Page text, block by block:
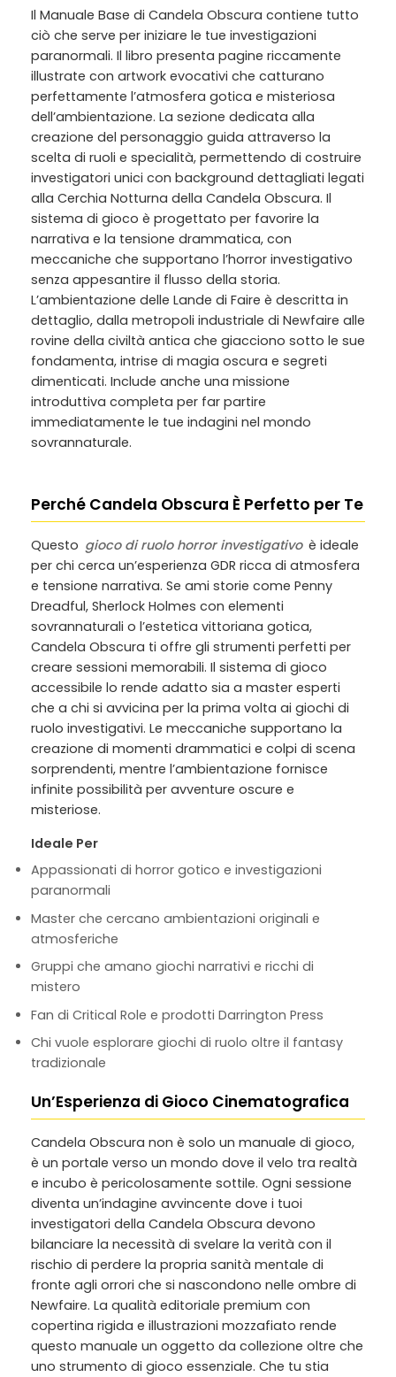
Il Manuale Base di Candela Obscura contiene tutto
ciò che serve per iniziare le tue investigazioni
paranormali. Il libro presenta pagine riccamente
illustrate con artwork evocativi che catturano
perfettamente l’atmosfera gotica e misteriosa
dell’ambientazione. La sezione dedicata alla
creazione del personaggio guida attraverso la
scelta di ruoli e specialità, permettendo di costruire
investigatori unici con background dettagliati legati
alla Cerchia Notturna della Candela Obscura. Il
sistema di gioco è progettato per favorire la
narrativa e la tensione drammatica, con
meccaniche che supportano l’horror investigativo
senza appesantire il flusso della storia.
L’ambientazione delle Lande di Faire è descritta in
dettaglio, dalla metropoli industriale di Newfaire alle
rovine della civiltà antica che giacciono sotto le sue
fondamenta, intrise di magia oscura e segreti
dimenticati. Include anche una missione
introduttiva completa per far partire
immediatamente le tue indagini nel mondo
sovrannaturale.
Perché Candela Obscura È Perfetto per Te
Questo gioco di ruolo horror investigativo è ideale
per chi cerca un’esperienza GDR ricca di atmosfera
e tensione narrativa. Se ami storie come Penny
Dreadful, Sherlock Holmes con elementi
sovrannaturali o l’estetica vittoriana gotica,
Candela Obscura ti offre gli strumenti perfetti per
creare sessioni memorabili. Il sistema di gioco
accessibile lo rende adatto sia a master esperti
che a chi si avvicina per la prima volta ai giochi di
ruolo investigativi. Le meccaniche supportano la
creazione di momenti drammatici e colpi di scena
sorprendenti, mentre l’ambientazione fornisce
infinite possibilità per avventure oscure e
misteriose.
Ideale Per
Appassionati di horror gotico e investigazioni
paranormali
Master che cercano ambientazioni originali e
atmosferiche
Gruppi che amano giochi narrativi e ricchi di
mistero
Fan di Critical Role e prodotti Darrington Press
Chi vuole esplorare giochi di ruolo oltre il fantasy
tradizionale
Un’Esperienza di Gioco Cinematografica
Candela Obscura non è solo un manuale di gioco,
è un portale verso un mondo dove il velo tra realtà
e incubo è pericolosamente sottile. Ogni sessione
diventa un’indagine avvincente dove i tuoi
investigatori della Candela Obscura devono
bilanciare la necessità di svelare la verità con il
rischio di perdere la propria sanità mentale di
fronte agli orrori che si nascondono nelle ombre di
Newfaire. La qualità editoriale premium con
copertina rigida e illustrazioni mozzafiato rende
questo manuale un oggetto da collezione oltre che
uno strumento di gioco essenziale. Che tu stia